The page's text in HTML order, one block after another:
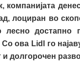
компанијата
лоциран во
достапно
Со ова Lidl го
и долгорочен